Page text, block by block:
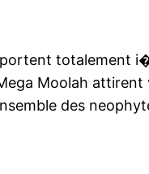
totalement
Moolah
des